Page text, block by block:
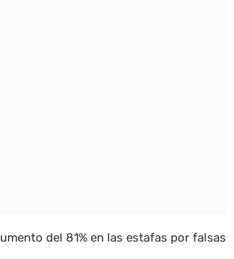
del 81% en las estafas por falsas